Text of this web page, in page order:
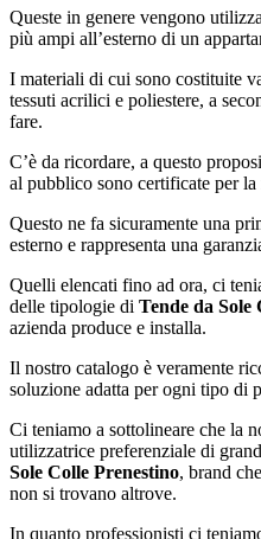
Queste in genere vengono
più ampi all’esterno di un
I materiali di cui sono costituite
tessuti acrilici e poliestere, a
fare.
C’è da ricordare, a questo
al pubblico sono certificate per la
Questo ne fa sicuramente una
esterno e rappresenta una
Quelli elencati fino ad ora, ci
delle tipologie di Tende da Sole
azienda produce e installa.
Il nostro catalogo è veramente
soluzione adatta per ogni tipo di
Ci teniamo a sottolineare che la
utilizzatrice preferenziale di
Sole Colle Prenestino, brand
non si trovano altrove.
In quanto professionisti ci